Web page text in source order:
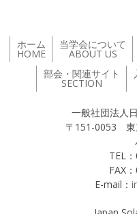
ホーム
HOME
当学会について
ABOUT US
部会・関連サイト
SECTION
一般社団法人
〒151-0053 東
バロー
TEL
FAX
E-mail：